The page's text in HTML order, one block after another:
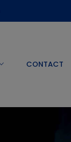
CONTACT